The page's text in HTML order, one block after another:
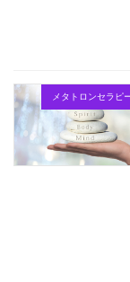
メタトロンセラピ